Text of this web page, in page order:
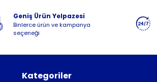
Geniş Ürün Yelpazesi
Binlerce ürün ve kampanya
seçeneği
Kategoriler